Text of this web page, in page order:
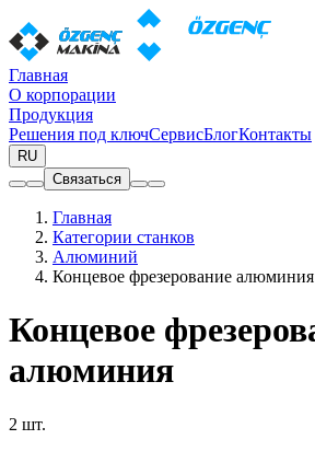
Главная
О корпорации
Продукция
Решения под ключСервисБлогКонтакты
RU
Связаться
Главная
Категории станков
Алюминий
Концевое фрезерование алюминия
Концевое
алюминия
2 шт.